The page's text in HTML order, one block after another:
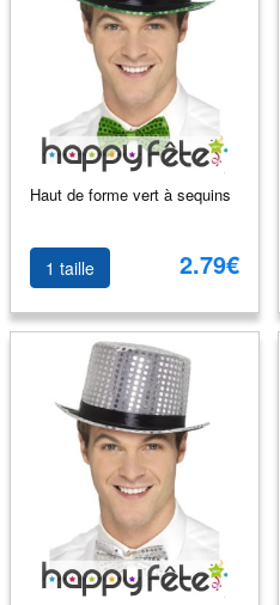
Haut de forme vert à sequins
1 taille 2.79€